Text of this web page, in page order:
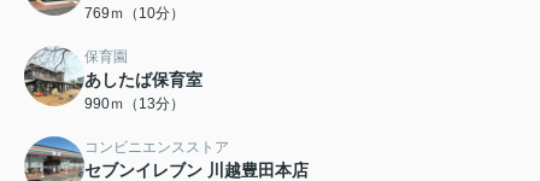
769ｍ（10分）
保育園
あしたば保育室
990ｍ（13分）
コンビニエンスストア
セブンイレブン 川越豊田本店